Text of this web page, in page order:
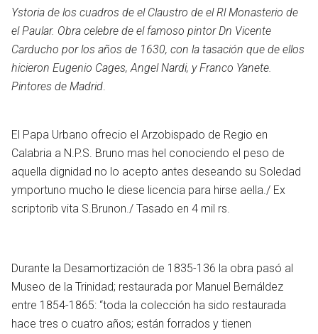
en
Ystoria de los cuadros de el Claustro de el Rl Monasterio de
el Paular. Obra celebre de el famoso pintor Dn Vicente
Carducho por los años de 1630, con la tasación que de ellos
hicieron Eugenio Cages, Angel Nardi, y Franco Yanete.
Pintores de Madrid
El Papa Urbano ofrecio el Arzobispado de Regio en
Calabria a N.P.S. Bruno mas hel conociendo el peso de
aquella dignidad no lo acepto antes deseando su Soledad
ymportuno mucho le diese licencia para hirse aella./ Ex
scriptorib vita S.Brunon./ Tasado en 4 mil rs.
Durante la Desamortización de 1835-136 la obra pasó al
Museo de la Trinidad; restaurada por Manuel Bernáldez
entre 1854-1865: “toda la colección ha sido restaurada
hace tres o cuatro años; están forrados y tienen